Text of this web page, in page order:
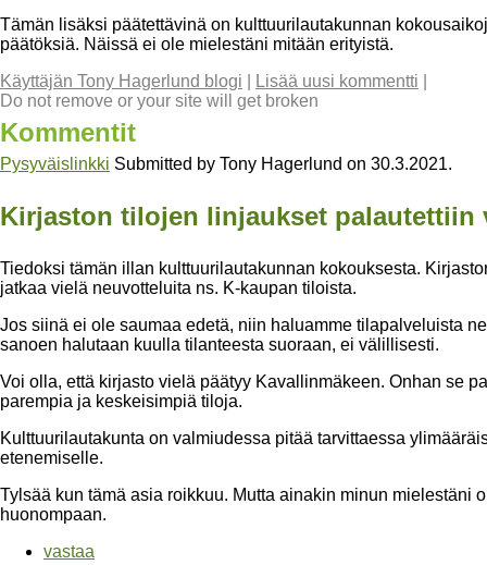
Tämän lisäksi päätettävinä on kulttuurilautakunnan
päätöksiä. Näissä ei ole mielestäni mitään erityistä.
Käyttäjän Tony Hagerlund blogi
Lisää uusi kommentti
Do not remove or your site will get broken
Kommentit
Pysyväislinkki Submitted by Tony Hagerlund on 30.3.2021.
Kirjaston tilojen linjaukset palautettiin
Tiedoksi tämän illan kulttuurilautakunnan kokouksesta.
jatkaa vielä neuvotteluita ns. K-kaupan tiloista.
Jos siinä ei ole saumaa edetä, niin haluamme tilapalveluista
sanoen halutaan kuulla tilanteesta suoraan, ei välillisesti.
Voi olla, että kirjasto vielä päätyy Kavallinmäkeen. Onhan se
parempia ja keskeisimpiä tiloja.
Kulttuurilautakunta on valmiudessa pitää tarvittaessa
etenemiselle.
Tylsää kun tämä asia roikkuu. Mutta ainakin minun mielestäni
huonompaan.
vastaa